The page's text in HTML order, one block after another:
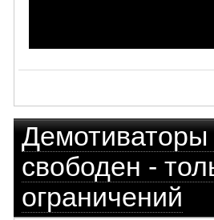
Демотиваторы
свободен -
ограничений